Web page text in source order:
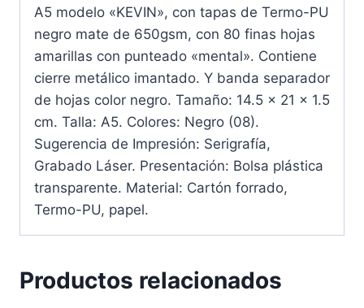
A5 modelo «KEVIN», con tapas de Termo-PU
negro mate de 650gsm, con 80 finas hojas
amarillas con punteado «mental». Contiene
cierre metálico imantado. Y banda separador
de hojas color negro. Tamaño: 14.5 x 21 x 1.5
cm. Talla: A5. Colores: Negro (08).
Sugerencia de Impresión: Serigrafía,
Grabado Láser. Presentación: Bolsa plástica
transparente. Material: Cartón forrado,
Termo-PU, papel.
Productos relacionados